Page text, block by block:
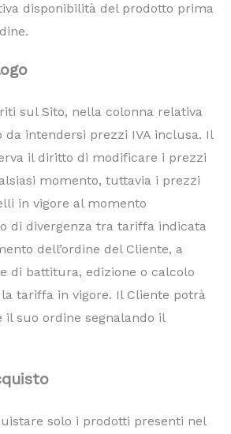
disponibilità del prodotto prima
sul Sito, nella colonna relativa
da intendersi prezzi IVA inclusa. Il
il diritto di modificare i prezzi
momento, tuttavia i prezzi
in vigore al momento
di divergenza tra tariffa indicata
dell’ordine del Cliente, a
di battitura, edizione o calcolo
tariffa in vigore. Il Cliente potrà
suo ordine segnalando il
solo i prodotti presenti nel